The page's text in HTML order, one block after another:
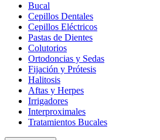
Bucal
Cepillos Dentales
Cepillos Eléctricos
Pastas de Dientes
Colutorios
Ortodoncias y Sedas
Fijación y Prótesis
Halitosis
Aftas y Herpes
Irrigadores
Interproximales
Tratamientos Bucales